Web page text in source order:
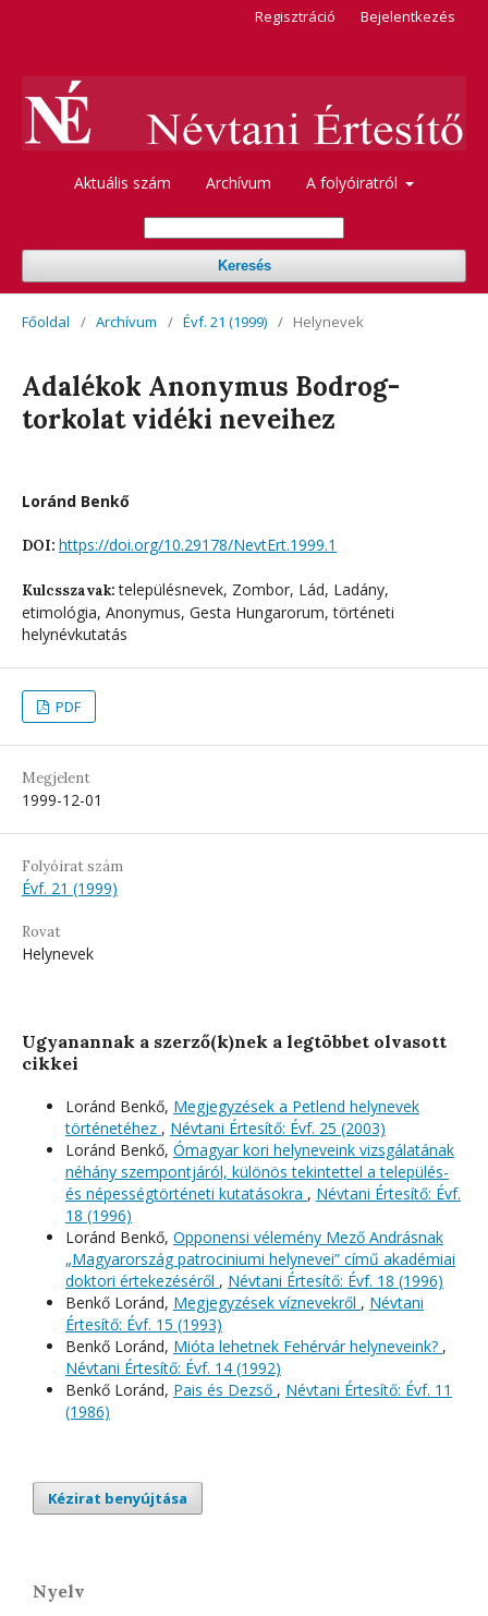
Aktuális szám Archívum A folyóiratról
Keresés
Regisztráció Bejelentkezés
Főoldal / Archívum / Évf. 21 (1999) / Helynevek
Adalékok Anonymus Bodrog-
torkolat vidéki neveihez
Loránd Benkő
DOI: https://doi.org/10.29178/NevtErt.1999.1
Kulcsszavak:településnevek, Zombor, Lád, Ladány,
etimológia, Anonymus, Gesta Hungarorum, történeti
helynévkutatás
PDF
Megjelent
1999-12-01
Folyóirat szám
Évf. 21 (1999)
Rovat
Helynevek
Ugyanannak a szerző(k)nek a legtöbbet olvasott
cikkei
Loránd Benkő, Megjegyzések a Petlend helynevek
történetéhez , Névtani Értesítő: Évf. 25 (2003)
Loránd Benkő, Ómagyar kori helyneveink vizsgálatának
néhány szempontjáról, különös tekintettel a település-
és népességtörténeti kutatásokra , Névtani Értesítő: Évf.
18 (1996)
Loránd Benkő, Opponensi vélemény Mező Andrásnak
„Magyarország patrociniumi helynevei” című akadémiai
doktori értekezéséről , Névtani Értesítő: Évf. 18 (1996)
Benkő Loránd, Megjegyzések víznevekről , Névtani
Értesítő: Évf. 15 (1993)
Benkő Loránd, Mióta lehetnek Fehérvár helyneveink? ,
Névtani Értesítő: Évf. 14 (1992)
Benkő Loránd, Pais és Dezső , Névtani Értesítő: Évf. 11
(1986)
Kézirat benyújtása
Nyelv